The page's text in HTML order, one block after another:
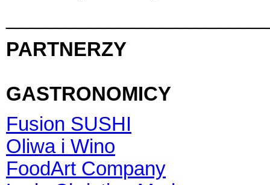
PARTNERZY
GASTRONOMICY
Fusion SUSHI
Oliwa i Wino
FoodArt Company